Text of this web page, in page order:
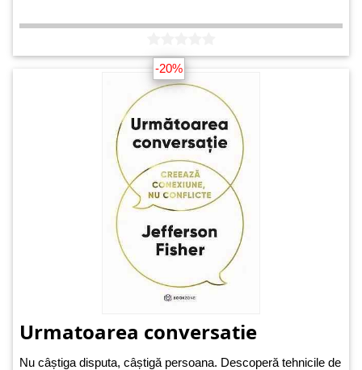
-20%
Urmatoarea conversatie
Nu câștiga disputa, câștigă persoana. Descoperă tehnicile de